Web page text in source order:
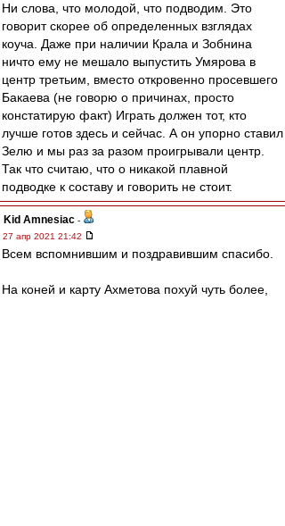
Ни слова, что молодой, что подводим. Это
говорит скорее об определенных взглядах
коуча. Даже при наличии Крала и Зобнина
ничто ему не мешало выпустить Умярова в
центр третьим, вместо откровенно просевшего
Бакаева (не говорю о причинах, просто
констатирую факт) Играть должен тот, кто
лучше готов здесь и сейчас. А он упорно ставил
Зелю и мы раз за разом проигрывали центр.
Так что считаю, что о никакой плавной
подводке к составу и говорить не стоит.
Kid Amnesiac -
27 апр 2021 21:42
Всем вспомнившим и поздравившим спасибо.
На коней и карту Ахметова похуй чуть более,